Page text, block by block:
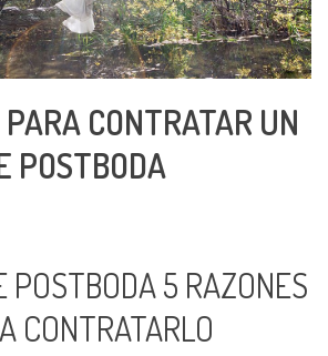
CONTRATAR UN
POSTBODA
POSTBODA 5 RAZONES
CONTRATARLO